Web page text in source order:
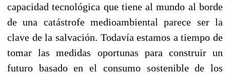
capacidad tecnológica que tiene al mundo al borde
de una catástrofe medioambiental parece ser la
clave de la salvación. Todavía estamos a tiempo de
tomar las medidas oportunas para construir un
futuro basado en el consumo sostenible de los